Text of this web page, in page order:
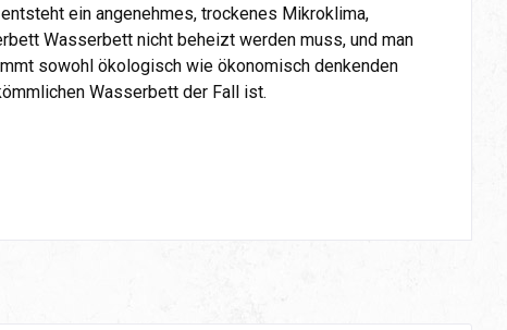
ein angenehmes, trockenes Mikroklima,
Wasserbett nicht beheizt werden muss, und man
sowohl ökologisch wie ökonomisch denkenden
Wasserbett der Fall ist.